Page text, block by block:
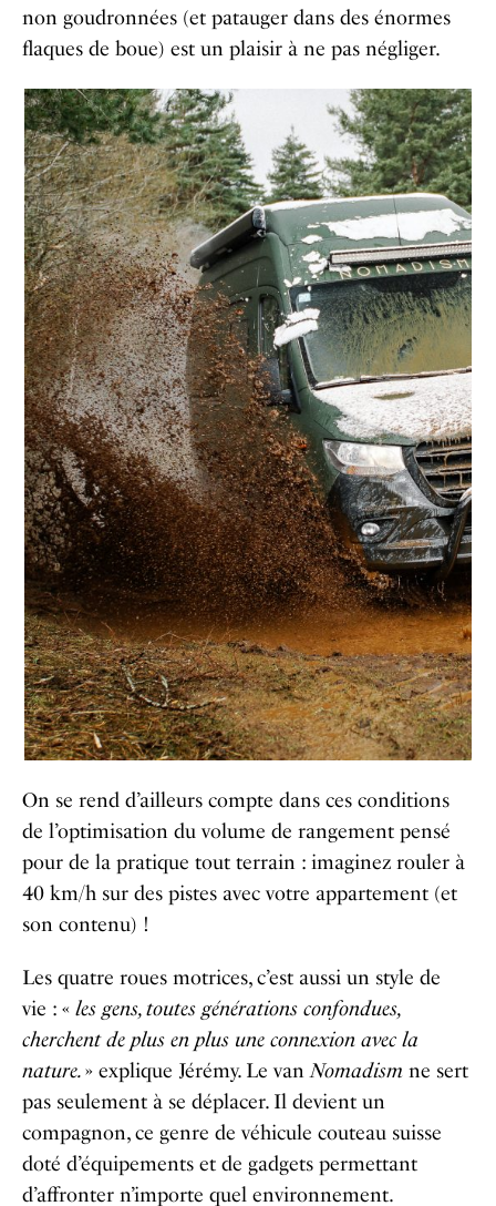
non goudronnées (et patauger dans des énormes
flaques de boue) est un plaisir à ne pas négliger.
On se rend d’ailleurs compte dans ces conditions
de l’optimisation du volume de rangement pensé
pour de la pratique tout terrain : imaginez rouler à
40 km/h sur des pistes avec votre appartement (et
son contenu) !
Les quatre roues motrices, c’est aussi un style de
vie : « les gens, toutes générations confondues,
cherchent de plus en plus une connexion avec la
nature.» explique Jérémy. Le vanNomadism ne sert
pas seulement à se déplacer. Il devient un
compagnon, ce genre de véhicule couteau suisse
doté d’équipements et de gadgets permettant
d’affronter n’importe quel environnement.